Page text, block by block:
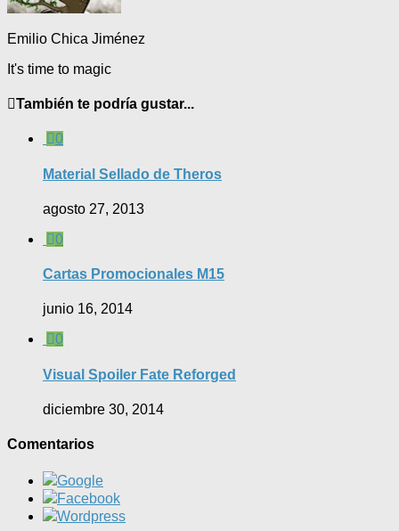
Emilio Chica Jiménez
It's time to magic
También te podría gustar...
0
Material Sellado de Theros
agosto 27, 2013
0
Cartas Promocionales M15
junio 16, 2014
0
Visual Spoiler Fate Reforged
diciembre 30, 2014
Comentarios
Google
Facebook
Wordpress